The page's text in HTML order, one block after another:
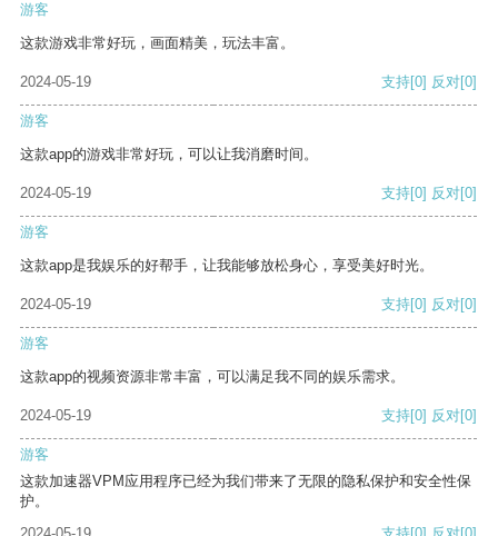
游客
这款游戏非常好玩，画面精美，玩法丰富。
2024-05-19 支持[0] 反对[0]
游客
这款app的游戏非常好玩，可以让我消磨时间。
2024-05-19 支持[0] 反对[0]
游客
这款app是我娱乐的好帮手，让我能够放松身心，享受美好时光。
2024-05-19 支持[0] 反对[0]
游客
这款app的视频资源非常丰富，可以满足我不同的娱乐需求。
2024-05-19 支持[0] 反对[0]
游客
这款加速器VPM应用程序已经为我们带来了无限的隐私保护和安全性保
护。